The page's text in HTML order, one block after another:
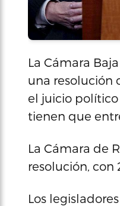
La Cámara
una resolución
el juicio
tienen que
La Cámara de
resolución, con
Los